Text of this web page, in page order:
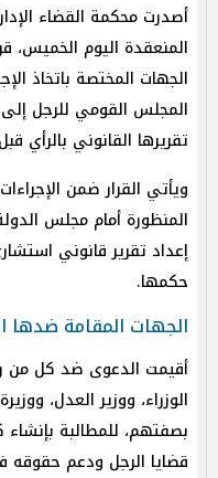
أصدرت محكمة القضاء
المنعقدة اليوم الخميس،
الجهات المختصة باتخاذ
المجلس القومي للرجل
تقريرها القانوني بالرأي
ويأتي القرار ضمن
المنظورة أمام مجلس
إعداد تقرير قانوني
حكمها.
الجهات المقامة ضدها
أقيمت الدعوى ضد كل من
الوزراء، ووزير العدل،
بصفتهم، للمطالبة
قضايا الرجل ودعم حقوقه